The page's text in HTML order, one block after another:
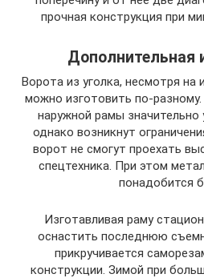
прочная конструкция при
Дополнительная
Ворота из уголка, несмотря на
можно изготовить по-
наружной рамы значительно
однако возникнут
ворот не смогут проехать
спецтехника. При этом
понадобится
Изготавливая раму
оснастить последнюю
прикручивается
конструкции. Зимой при